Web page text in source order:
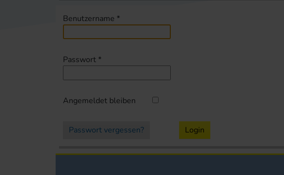
Benutzername *
Passwort *
Angemeldet bleiben
Passwort vergessen? Login